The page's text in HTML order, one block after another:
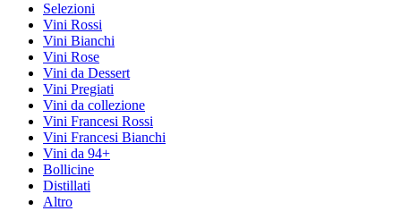
Selezioni
Vini Rossi
Vini Bianchi
Vini Rose
Vini da Dessert
Vini Pregiati
Vini da collezione
Vini Francesi Rossi
Vini Francesi Bianchi
Vini da 94+
Bollicine
Distillati
Altro